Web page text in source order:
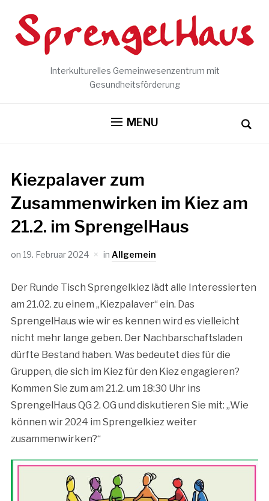
Interkulturelles Gemeinwesenzentrum mit
Gesundheitsförderung
MENU
Kiezpalaver zum
Zusammenwirken im Kiez am
21.2. im SprengelHaus
on 19. Februar 2024 in Allgemein
Der Runde Tisch Sprengelkiez lädt alle Interessierten
am 21.02. zu einem „Kiezpalaver“ ein. Das
SprengelHaus wie wir es kennen wird es vielleicht
nicht mehr lange geben. Der Nachbarschaftsladen
dürfte Bestand haben. Was bedeutet dies für die
Gruppen, die sich im Kiez für den Kiez engagieren?
Kommen Sie zum am 21.2. um 18:30 Uhr ins
SprengelHaus QG 2. OG und diskutieren Sie mit: „Wie
können wir 2024 im Sprengelkiez weiter
zusammenwirken?“